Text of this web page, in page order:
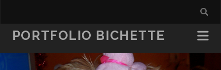
PORTFOLIO BICHETTE